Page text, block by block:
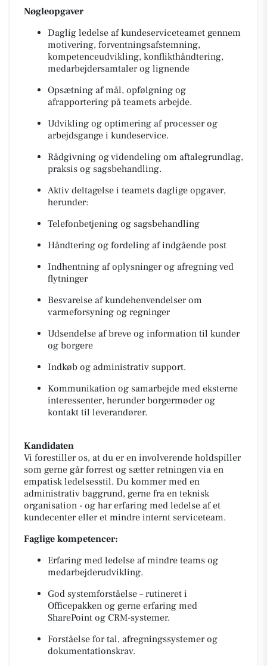
Nøgleopgaver
Daglig ledelse af kundeserviceteamet gennem
motivering, forventningsafstemning,
kompetenceudvikling, konflikthåndtering,
medarbejdersamtaler og lignende
Opsætning af mål, opfølgning og
afrapportering på teamets arbejde.
Udvikling og optimering af processer og
arbejdsgange i kundeservice.
Rådgivning og videndeling om aftalegrundlag,
praksis og sagsbehandling.
Aktiv deltagelse i teamets daglige opgaver,
herunder:
Telefonbetjening og sagsbehandling
Håndtering og fordeling af indgående post
Indhentning af oplysninger og afregning ved
flytninger
Besvarelse af kundehenvendelser om
varmeforsyning og regninger
Udsendelse af breve og information til kunder
og borgere
Indkøb og administrativ support.
Kommunikation og samarbejde med eksterne
interessenter, herunder borgermøder og
kontakt til leverandører.
Kandidaten
Vi forestiller os, at du er en involverende holdspiller
som gerne går forrest og sætter retningen via en
empatisk ledelsesstil. Du kommer med en
administrativ baggrund, gerne fra en teknisk
organisation - og har erfaring med ledelse af et
kundecenter eller et mindre internt serviceteam.
Faglige kompetencer:
Erfaring med ledelse af mindre teams og
medarbejderudvikling.
God systemforståelse – rutineret i
Officepakken og gerne erfaring med
SharePoint og CRM-systemer.
Forståelse for tal, afregningssystemer og
dokumentationskrav.